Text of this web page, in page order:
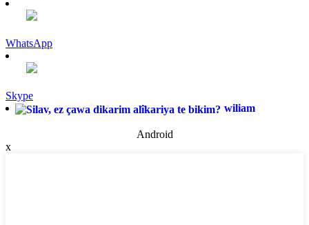
WhatsApp
Skype
wiliam
Android
x